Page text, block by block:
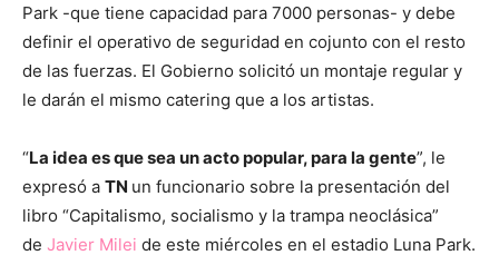
Park -que tiene capacidad para 7000 personas- y debe
definir el operativo de seguridad en cojunto con el resto
de las fuerzas. El Gobierno solicitó un montaje regular y
le darán el mismo catering que a los artistas.
“La idea es que sea un acto popular, para la gente”, le
expresó a TN un funcionario sobre la presentación del
libro “Capitalismo, socialismo y la trampa neoclásica”
de Javier Milei de este miércoles en el estadio Luna Park.